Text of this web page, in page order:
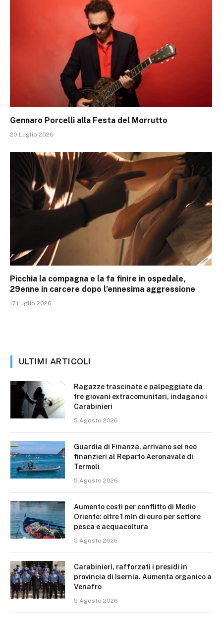
Gennaro Porcelli alla Festa del Morrutto
20 Luglio 2026
Picchia la compagna e la fa finire in ospedale,
29enne in carcere dopo l’ennesima aggressione
17 Luglio 2026
ULTIMI ARTICOLI
Ragazze trascinate e palpeggiate da
tre giovani extracomunitari, indagano i
Carabinieri
5 Agosto 2026
Guardia di Finanza, arrivano sei neo
finanzieri al Reparto Aeronavale di
Termoli
5 Agosto 2026
Aumento costi per conflitto di Medio
Oriente: oltre 1 mln di euro per settore
pesca e acquacoltura
5 Agosto 2026
Carabinieri, rafforzati i presidi in
provincia di Isernia. Aumenta organico a
Venafro
5 Agosto 2026